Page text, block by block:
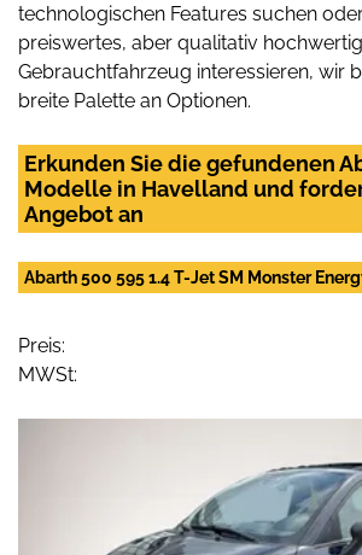
technologischen Features suchen
preiswertes, aber qualitativ
Gebrauchtfahrzeug interessieren, wir
breite Palette an Optionen.
Erkunden Sie die gefundenen
Modelle in Havelland und
Angebot an
Abarth 500 595 1.4 T-Jet SM Monster
Preis:
MWSt: